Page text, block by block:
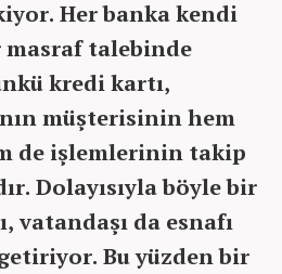
Her banka kendi
talebinde
kredi kartı,
müşterisinin hem
de işlemlerinin takip
Dolayısıyla böyle bir
vatandaşı da esnafı
Bu yüzden bir